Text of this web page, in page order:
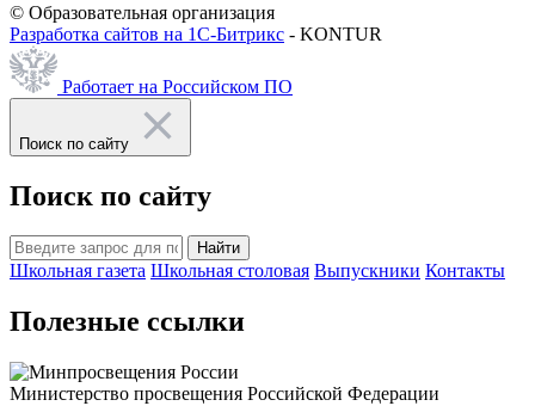
© Образовательная организация
Разработка сайтов на 1С-Битрикс - KONTUR
Работает на Российском ПО
Поиск по сайту
Поиск по сайту
Найти
Школьная газета Школьная столовая Выпускники Контакты
Полезные ссылки
Министерство просвещения Российской Федерации